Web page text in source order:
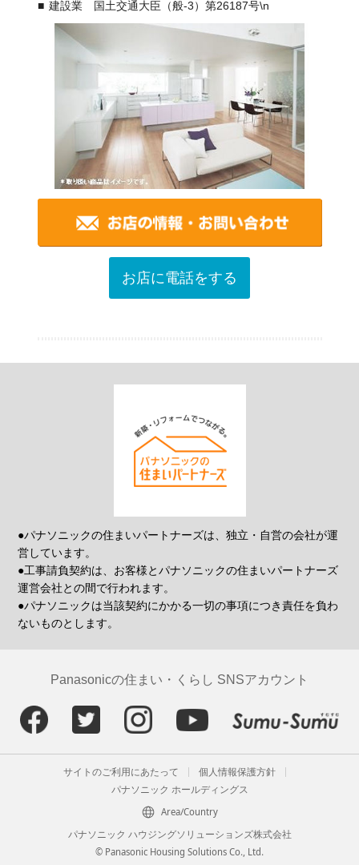
建設業 国土交通大臣（般-3）第26187号\n
お店に電話をする
●パナソニックの住まいパートナーズは、独立・自営の会社が運
営しています。
●工事請負契約は、お客様とパナソニックの住まいパートナーズ
運営会社との間で行われます。
●パナソニックは当該契約にかかる一切の事項につき責任を負わ
ないものとします。
Panasonicの住まい・くらし SNSアカウント
サイトのご利用にあたって
個人情報保護方針
パナソニック ホールディングス
Area/Country
パナソニック ハウジングソリューションズ株式会社
© Panasonic Housing Solutions Co., Ltd.